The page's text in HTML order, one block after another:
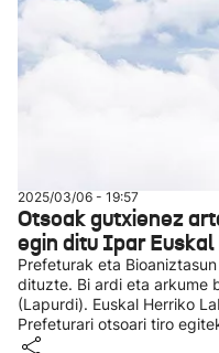
2025/03/06 - 19:57
Otsoak gutxienez
egin ditu Ipar
Prefeturak eta
dituzte. Bi ardi eta arkume
(Lapurdi). Euskal Herriko
Prefeturari otsoari tiro